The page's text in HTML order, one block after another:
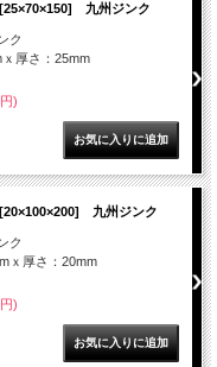
九州ジンク
ク
厚さ：25mm
)
九州ジンク
ク
ｘ厚さ：20mm
)